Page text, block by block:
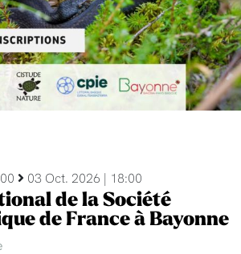
03 Oct. 2026 | 18:00
de la Société
de France à Bayonne